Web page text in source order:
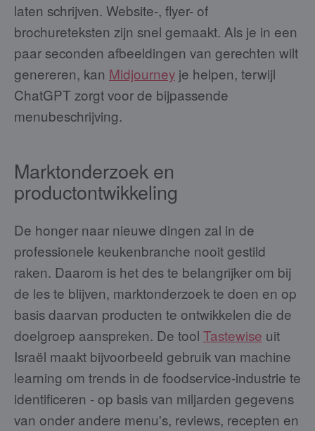
laten schrijven. Website-, flyer- of
brochureteksten zijn snel gemaakt. Als je in een
paar seconden afbeeldingen van gerechten wilt
genereren, kan Midjourney je helpen, terwijl
ChatGPT zorgt voor de bijpassende
menubeschrijving.
Marktonderzoek en
productontwikkeling
De honger naar nieuwe dingen zal in de
professionele keukenbranche nooit gestild
raken. Daarom is het des te belangrijker om bij
de les te blijven, marktonderzoek te doen en op
basis daarvan producten te ontwikkelen die de
doelgroep aanspreken. De tool Tastewise uit
Israël maakt bijvoorbeeld gebruik van machine
learning om trends in de foodservice-industrie te
identificeren - op basis van miljarden gegevens
van onder andere menu's, reviews, recepten en